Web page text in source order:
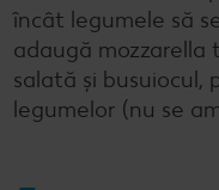
încât legumele să
adaugă
salată și busuiocul,
legumelor (nu se